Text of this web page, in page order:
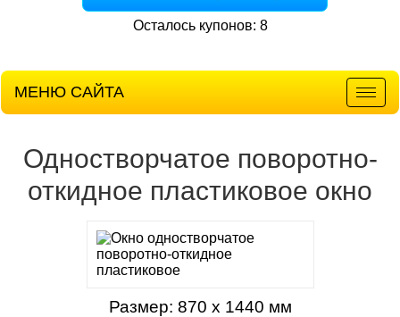
Осталось купонов: 8
МЕНЮ САЙТА
Одностворчатое поворотно-
откидное пластиковое окно
Размер: 870 х 1440 мм